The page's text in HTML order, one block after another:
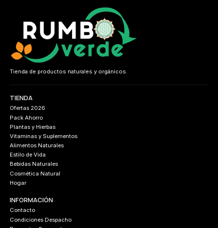
Tienda de productos naturales y orgánicos.
TIENDA
Ofertas 2026
Pack Ahorro
Plantas y Hierbas
Vitaminas y Suplementos
Alimentos Naturales
Estilo de Vida
Bebidas Naturales
Cosmética Natural
Hogar
INFORMACIÓN
Contacto
Condiciones Despacho